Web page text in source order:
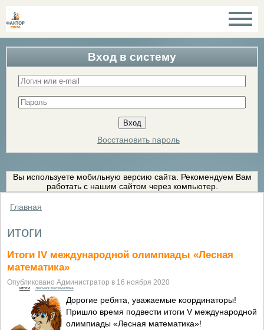
Вход в систему
Восстановить пароль
Вы используете мобильную версию сайта. Рекомендуем Вам
работать с нашим сайтом через компьютер.
Главная
итоги
Итоги IV международной олимпиады «Лесная
математика»
Опубликовано Администратор в 16 ноября 2020
итоги лесная математика
Дорогие ребята, уважаемые координаторы!
Пришло время подвести итоги V международной
олимпиады «Лесная математика»!